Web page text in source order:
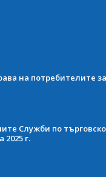
на потребителите
Служби по
г.